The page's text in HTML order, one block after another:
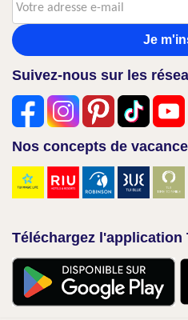
Je
Suivez-nous sur les
Nos concepts de
Téléchargez l'application